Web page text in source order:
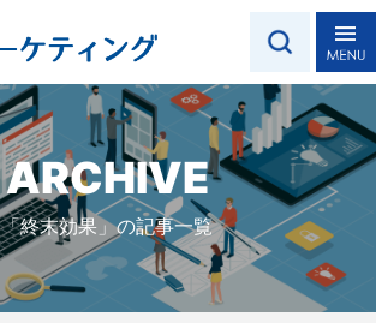
ARCHIVE
「終末効果」の記事一覧